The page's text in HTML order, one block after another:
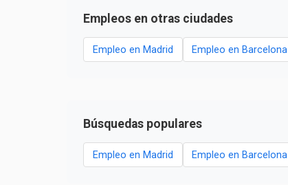
Empleos en otras ciudades
Empleo en Madrid Empleo en Barcelona
Búsquedas populares
Empleo en Madrid Empleo en Barcelona